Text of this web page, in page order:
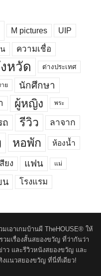
M pictures UIP
ความเชื่อ
หวัด ต่างประเทศ
ย นักศึกษา
ผู้หญิง พระ
ถ รีวิว ลาจาก
หอพัก ห้องน้ำ
ยง แฟน แม่
น โรงแรม
เอาเกมบ้านผี TheHOUSE® ให้
วมเรื่องสั้นสยองขวัญ ที่ว่ากันว่า
และรีวิวหนังสยองขวัญ และ
งแนวสยองขวัญ ที่นี่ที่เดียว!